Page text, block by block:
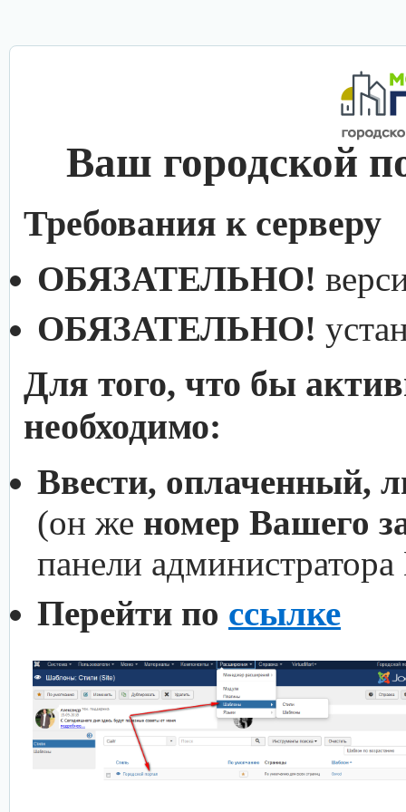
Ваш городской
Требования к серверу
ОБЯЗАТЕЛЬНО!
ОБЯЗАТЕЛЬНО!
Для того, что бы
необходимо:
Ввести, оплаченный,
(он же номер Вашего
панели
Перейти по ссылке